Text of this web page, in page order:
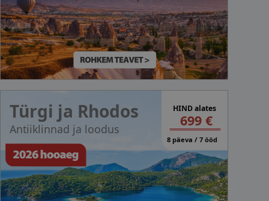
Türgi ja Rhodos
Antiiklinnad ja loodus
HIND alates
699 €
8 päeva / 7 ööd